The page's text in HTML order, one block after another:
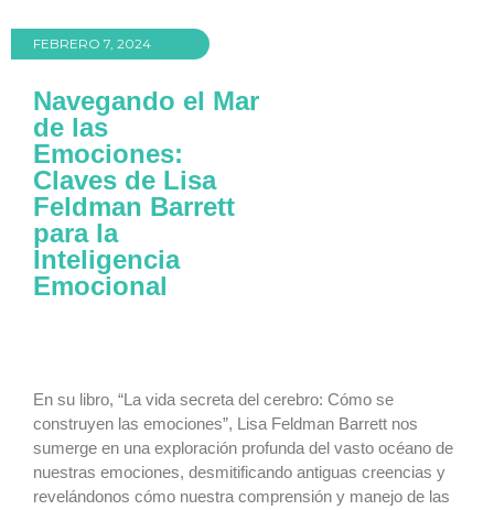
FEBRERO 7, 2024
Navegando el Mar
de las
Emociones:
Claves de Lisa
Feldman Barrett
para la
Inteligencia
Emocional
En su libro, “La vida secreta del cerebro: Cómo se
construyen las emociones”, Lisa Feldman Barrett nos
sumerge en una exploración profunda del vasto océano de
nuestras emociones, desmitificando antiguas creencias y
revelándonos cómo nuestra comprensión y manejo de las